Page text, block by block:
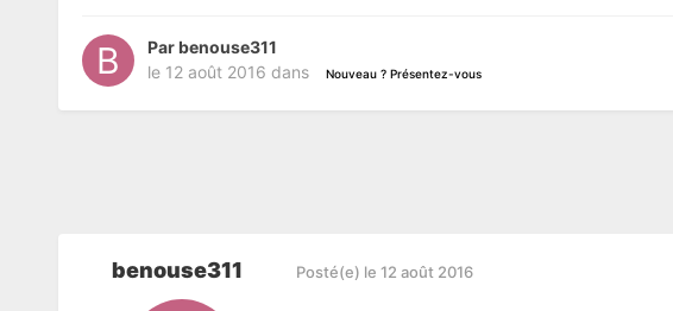
Par benouse311
le 12 août 2016 dans Nouveau ? Présentez-vous
benouse311 Posté(e) le 12 août 2016